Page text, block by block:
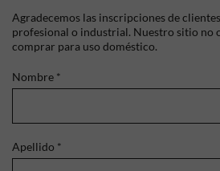
Agradecemos las inscripciones de
profesional o industrial. Nuestro sitio no
comprar para uso doméstico.
Nombre *
Apellido *